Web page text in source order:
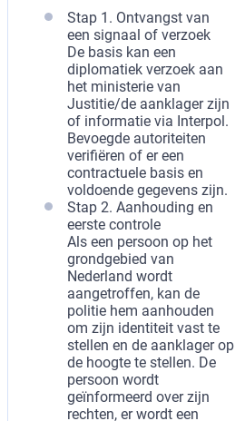
Stap 1. Ontvangst van
een signaal of verzoek
De basis kan een
diplomatiek verzoek aan
het ministerie van
Justitie/de aanklager zijn
of informatie via Interpol.
Bevoegde autoriteiten
verifiëren of er een
contractuele basis en
voldoende gegevens zijn.
Stap 2. Aanhouding en
eerste controle
Als een persoon op het
grondgebied van
Nederland wordt
aangetroffen, kan de
politie hem aanhouden
om zijn identiteit vast te
stellen en de aanklager op
de hoogte te stellen. De
persoon wordt
geïnformeerd over zijn
rechten, er wordt een